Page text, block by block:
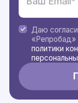
Даю
политики